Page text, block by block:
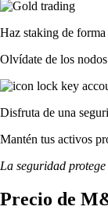
Haz staking de forma
Olvídate de los
Disfruta de una
Mantén tus activos
La seguridad
Precio de